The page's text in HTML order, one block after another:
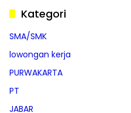
Kategori
SMA/SMK
lowongan kerja
PURWAKARTA
PT
JABAR